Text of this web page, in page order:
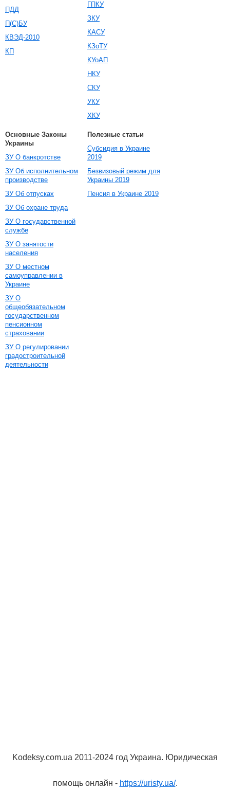
ПДД
П(С)БУ
КВЭД-2010
КП
ГПКУ
ЗКУ
КАСУ
КЗоТУ
КУоАП
НКУ
СКУ
УКУ
ХКУ
Основные Законы
Украины
ЗУ О банкротстве
ЗУ Об исполнительном
производстве
ЗУ Об отпусках
ЗУ Об охране труда
ЗУ О государственной
службе
ЗУ О занятости
населения
ЗУ О местном
самоуправлении в
Украине
ЗУ О
общеобязательном
государственном
пенсионном
страховании
ЗУ О регулировании
градостроительной
деятельности
Полезные статьи
Субсидия в Украине
2019
Безвизовый режим для
Украины 2019
Пенсия в Украине 2019
Kodeksy.com.ua 2011-2024 год Украина. Юридическая
помощь онлайн - https://uristy.ua/.